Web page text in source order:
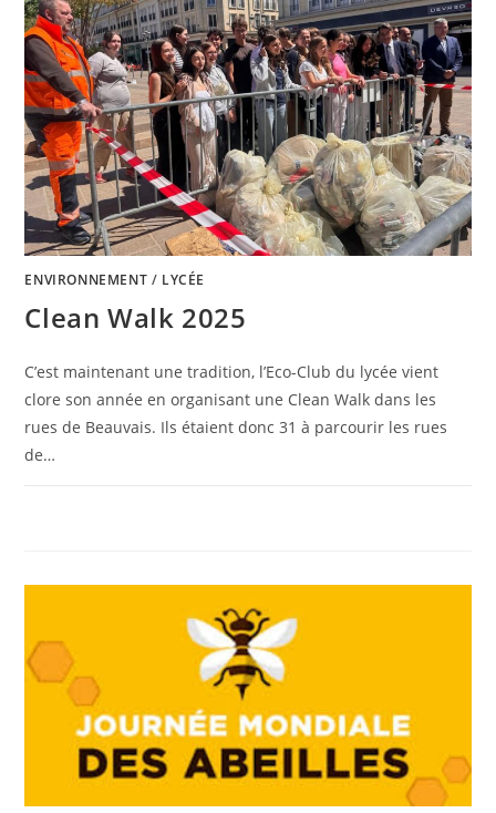
ENVIRONNEMENT / LYCÉE
Clean Walk 2025
C’est maintenant une tradition, l’Eco-Club du lycée vient
clore son année en organisant une Clean Walk dans les
rues de Beauvais. Ils étaient donc 31 à parcourir les rues
de…